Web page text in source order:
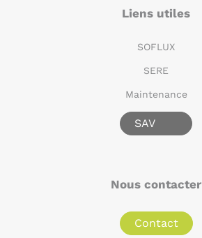
Liens utiles
SOFLUX
SERE
Maintenance
SAV
Nous contacter
Contact